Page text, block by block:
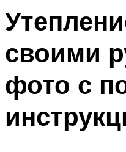
Меню
своими
фото с